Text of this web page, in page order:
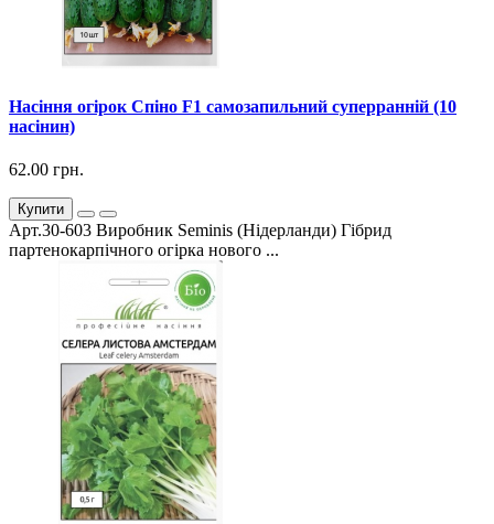
Насіння огірок Спіно F1 самозапильний суперранній (10
насінин)
62.00 грн.
Купити
Арт.30-603 Виробник Seminis (Нідерланди) Гібрид
партенокарпічного огірка нового ...